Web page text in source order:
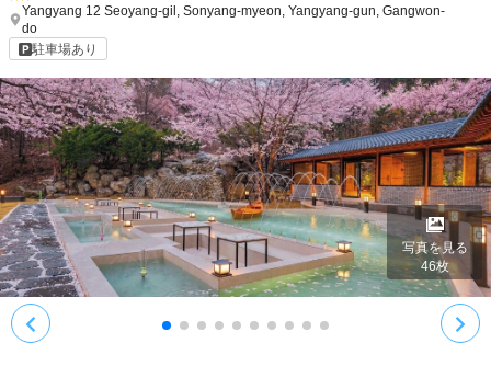
Yangyang 12 Seoyang-gil, Sonyang-myeon, Yangyang-gun, Gangwon-
do
駐車場あり
写真を見る
46枚